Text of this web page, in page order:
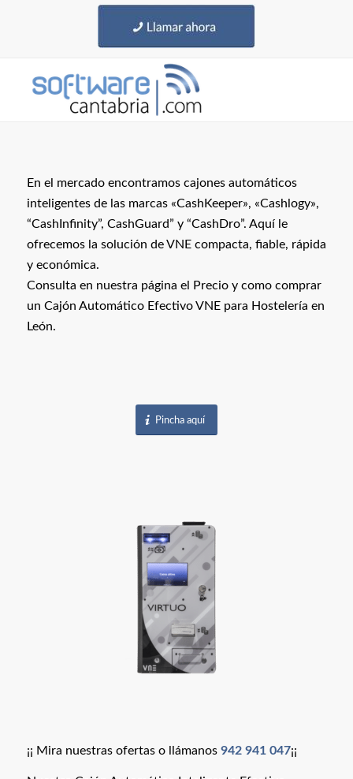
En el mercado encontramos cajones automáticos
inteligentes de las marcas «CashKeeper», «Cashlogy»,
“CashInfinity”, CashGuard” y “CashDro”. Aquí le
ofrecemos la solución de VNE compacta, fiable, rápida
y económica.
Consulta en nuestra página el Precio y como comprar
un Cajón Automático Efectivo VNE para Hostelería en
León.
Pincha aquí
¡¡ Mira nuestras ofertas o llámanos 942 941 047¡¡